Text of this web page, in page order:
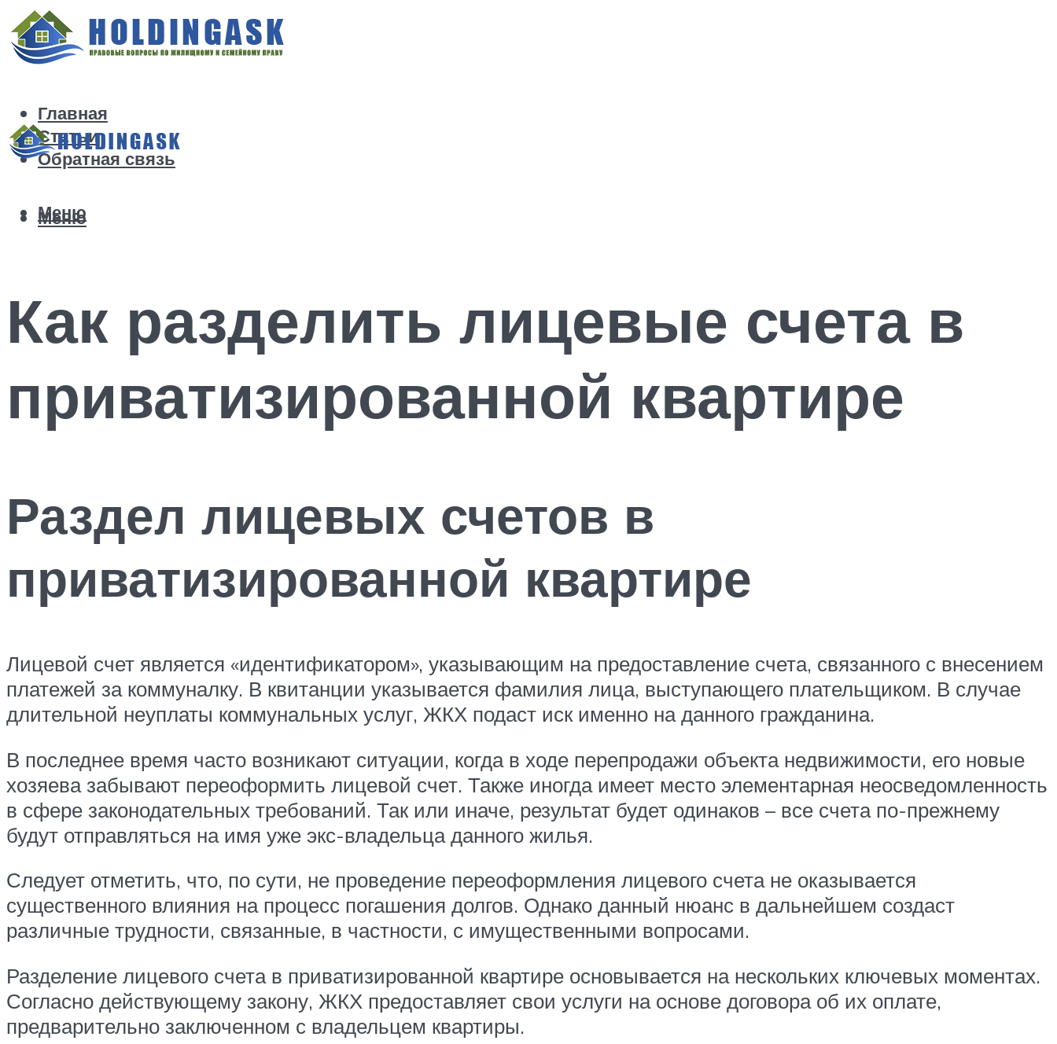
Главная
Статьи
Обратная связь
Меню
Меню
Как разделить лицевые счета в
приватизированной квартире
Раздел лицевых счетов в
приватизированной квартире
Лицевой счет является «идентификатором», указывающим на предоставление счета, связанного с внесением
платежей за коммуналку. В квитанции указывается фамилия лица, выступающего плательщиком. В случае
длительной неуплаты коммунальных услуг, ЖКХ подаст иск именно на данного гражданина.
В последнее время часто возникают ситуации, когда в ходе перепродажи объекта недвижимости, его новые
хозяева забывают переоформить лицевой счет. Также иногда имеет место элементарная неосведомленность
в сфере законодательных требований. Так или иначе, результат будет одинаков – все счета по-прежнему
будут отправляться на имя уже экс-владельца данного жилья.
Следует отметить, что, по сути, не проведение переоформления лицевого счета не оказывается
существенного влияния на процесс погашения долгов. Однако данный нюанс в дальнейшем создаст
различные трудности, связанные, в частности, с имущественными вопросами.
Разделение лицевого счета в приватизированной квартире основывается на нескольких ключевых моментах.
Согласно действующему закону, ЖКХ предоставляет свои услуги на основе договора об их оплате,
предварительно заключенном с владельцем квартиры.